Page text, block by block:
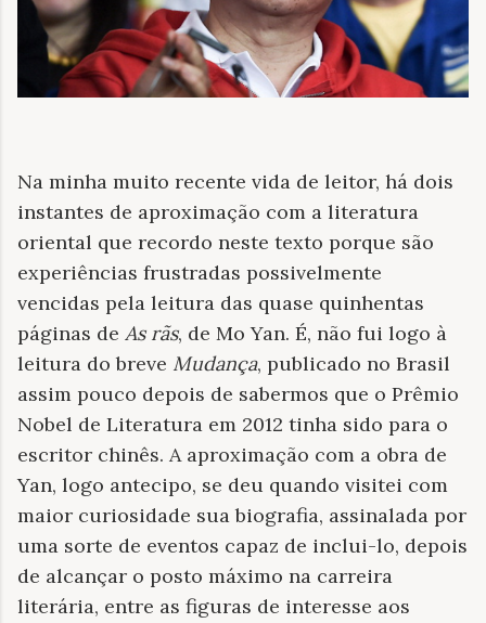
Na minha muito recente vida de leitor, há dois
instantes de aproximação com a literatura
oriental que recordo neste texto porque são
experiências frustradas possivelmente
vencidas pela leitura das quase quinhentas
páginas de As rãs, de Mo Yan. É, não fui logo à
leitura do breve Mudança, publicado no Brasil
assim pouco depois de sabermos que o Prêmio
Nobel de Literatura em 2012 tinha sido para o
escritor chinês. A aproximação com a obra de
Yan, logo antecipo, se deu quando visitei com
maior curiosidade sua biografia, assinalada por
uma sorte de eventos capaz de inclui-lo, depois
de alcançar o posto máximo na carreira
literária, entre as figuras de interesse aos